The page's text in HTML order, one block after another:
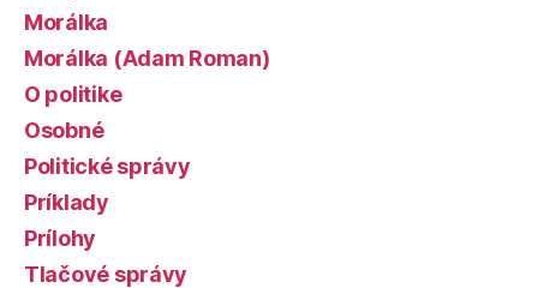
Morálka
Morálka (Adam Roman)
O politike
Osobné
Politické správy
Príklady
Prílohy
Tlačové správy